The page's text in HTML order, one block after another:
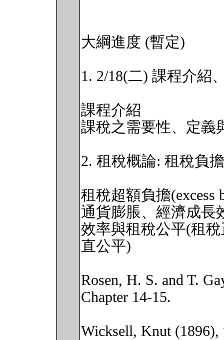
大綱進度 (暫定)
1. 2/18(二) 課程介紹
課程介紹
課稅之需要性、定義
2. 租稅概論: 租稅負
租稅超額負擔(excess
通貨膨脹、經濟成長
效率與租稅公平(租
直公平)
Rosen, H. S. and T.
Chapter 14-15.
Wicksell, Knut (1896),